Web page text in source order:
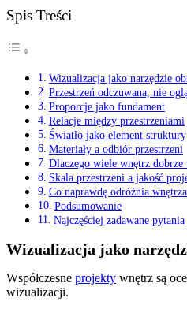
Spis Treści
Wizualizacja jako narzędzie
Przestrzeń odczuwana, nie
Proporcje jako fundament
Relacje między przestrzeniami
Światło jako element struktury
Materiały a odbiór przestrzeni
Dlaczego wiele wnętrz
Skala przestrzeni a jakość
Co naprawdę odróżnia
Podsumowanie
Najczęściej zadawane pytania
Wizualizacja jako
Współczesne projekty wnętrz są
wizualizacji.